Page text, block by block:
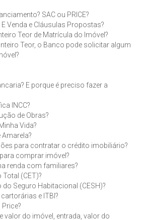
SAC ou PRICE?
Venda e Cláusulas Propostas?
Teor de Matrícula do Imóvel?
Teor, o Banco pode solicitar algum
E porque é preciso fazer a
INCC?
de Obras?
Vida?
Amarela?
para contratar o crédito imobiliário?
comprar imóvel?
renda com familiares?
Total (CET)?
do Seguro Habitacional (CESH)?
e ITBI?
Price?
valor do imóvel, entrada, valor do